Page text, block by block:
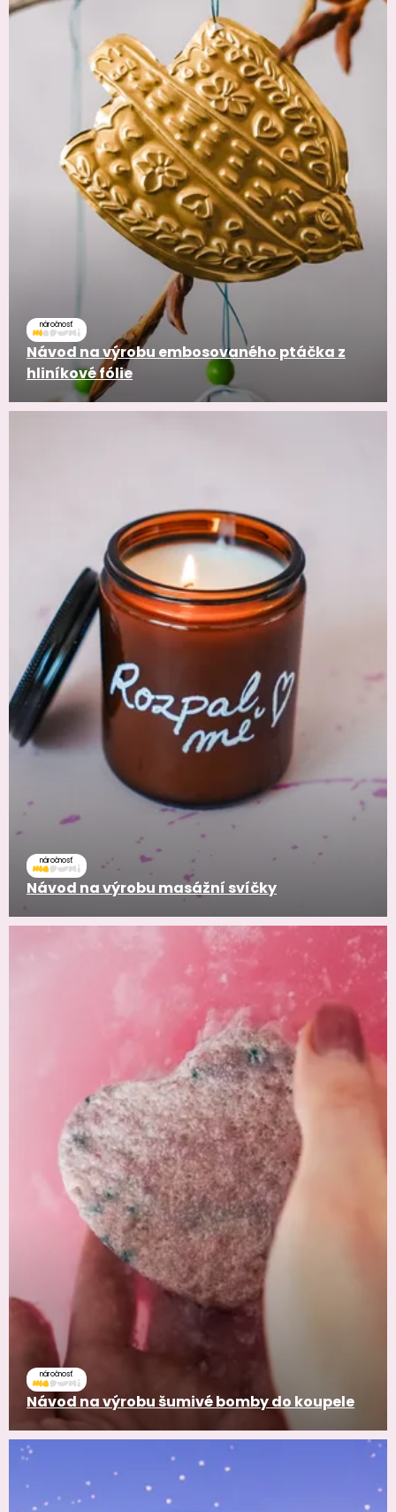
náročnosť
Návod na výrobu embosovaného ptáčka z
hliníkové fólie
náročnosť
Návod na výrobu masážní svíčky
náročnosť
Návod na výrobu šumivé bomby do koupele